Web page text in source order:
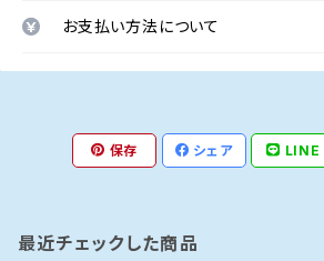
お支払い方法について
保存 シェア LINE
最近チェックした商品